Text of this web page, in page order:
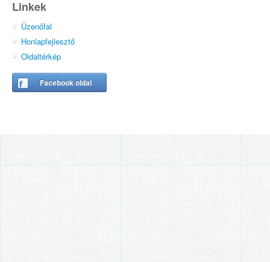
Linkek
Üzenőfal
Honlapfejlesztő
Oldaltérkép
Facebook oldal